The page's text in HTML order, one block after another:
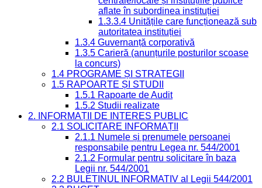
aflate în subordinea instituției
1.3.3.4 Unitățile care funcționează sub
autoritatea instituției
1.3.4 Guvernanță corporativă
1.3.5 Carieră (anunțurile posturilor scoase
la concurs)
1.4 PROGRAME ȘI STRATEGII
1.5 RAPOARTE ȘI STUDII
1.5.1 Rapoarte de Audit
1.5.2 Studii realizate
2. INFORMAȚII DE INTERES PUBLIC
2.1 SOLICITARE INFORMAȚII
2.1.1 Numele și prenumele persoanei
responsabile pentru Legea nr. 544/2001
2.1.2 Formular pentru solicitare în baza
Legii nr. 544/2001
2.2 BULETINUL INFORMATIV al Legii 544/2001